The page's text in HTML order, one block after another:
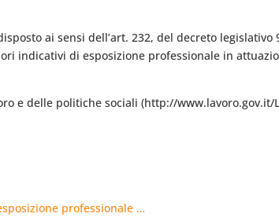
ai sensi dell’art. 232, del decreto legislativo
indicativi di esposizione professionale in
e delle politiche sociali (http://www.lavoro.gov.it/
professionale …